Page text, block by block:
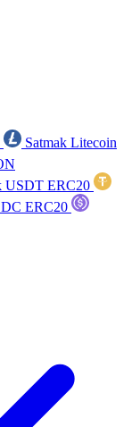
Satmak Litecoin
USDT ERC20
ERC20